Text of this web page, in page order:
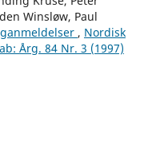
Winsløw, Paul
, Nordisk
Årg. 84 Nr. 3 (1997)